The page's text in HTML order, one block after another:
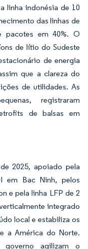
linha indonésia de 10
das linhas de
pacotes em 40%. O
de lítio do Sudeste
de energia
que a clareza do
de utilidades. As
registraram
de balsas em
2025, apoiado pela
em Bac Ninh, pelos
e pela linha LFP de 2
integrado
local e estabiliza os
a América do Norte.
governo agilizam o